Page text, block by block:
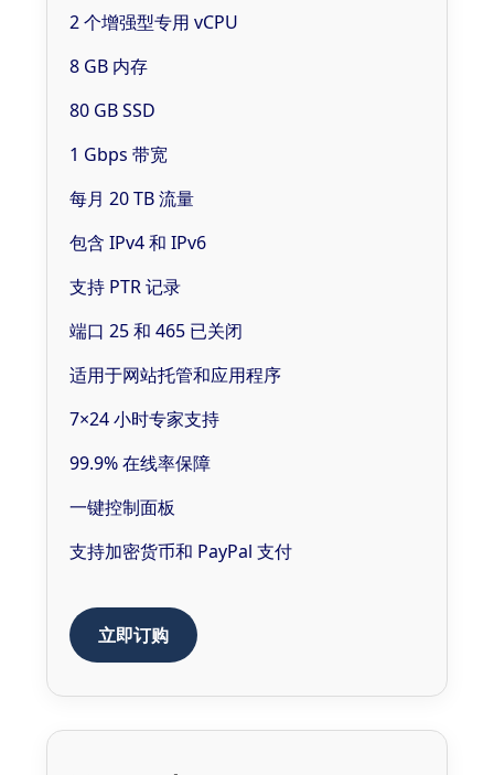
2 个增强型专用 vCPU
8 GB 内存
80 GB SSD
1 Gbps 带宽
每月 20 TB 流量
包含 IPv4 和 IPv6
支持 PTR 记录
端口 25 和 465 已关闭
适用于网站托管和应用程序
7×24 小时专家支持
99.9% 在线率保障
一键控制面板
支持加密货币和 PayPal 支付
立即订购